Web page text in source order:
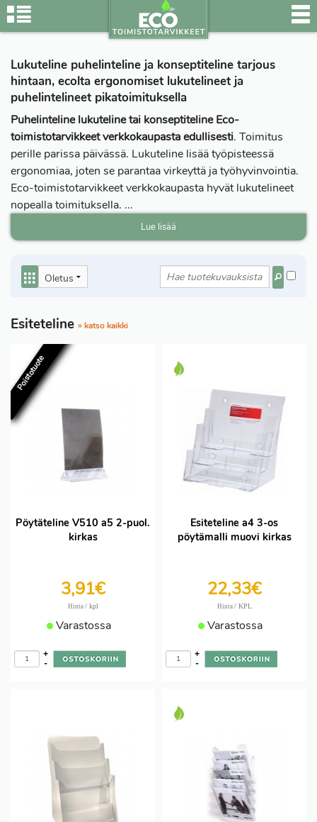
Lukuteline puhelinteline ja konseptiteline tarjous
hintaan, ecolta ergonomiset lukutelineet ja
puhelintelineet pikatoimituksella
Puhelinteline lukuteline tai konseptiteline Eco-
toimistotarvikkeet verkkokaupasta edullisesti. Toimitus
perille parissa päivässä. Lukuteline lisää työpisteessä
ergonomiaa, joten se parantaa virkeyttä ja työhyvinvointia.
Eco-toimistotarvikkeet verkkokaupasta hyvät lukutelineet
nopealla toimituksella. ...
Lue lisää
Esiteteline » katso kaikki
Poistotuote
Pöytäteline V510 a5 2-puol.
kirkas
3,91€
Hinta / kpl
Varastossa
-
+
Esiteteline a4 3-os
pöytämalli muovi kirkas
22,33€
Hinta / KPL
Varastossa
-
+